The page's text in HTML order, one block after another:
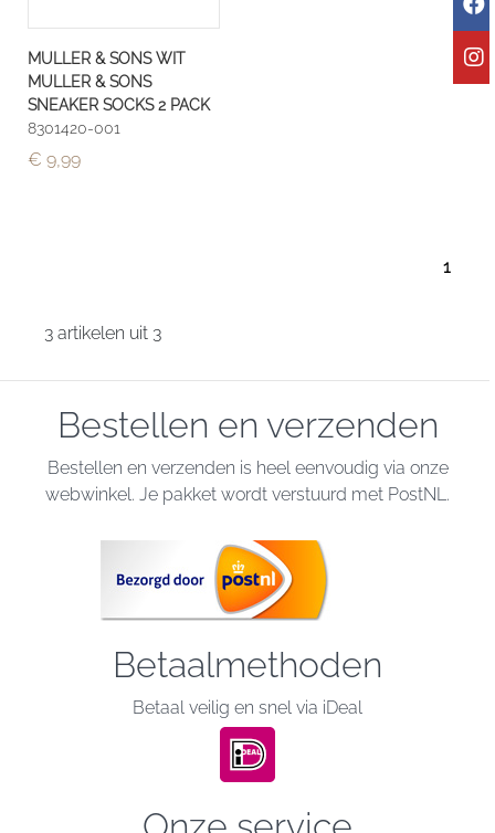
MULLER & SONS WIT
MULLER & SONS
SNEAKER SOCKS 2 PACK
8301420-001
€ 9,99
1
3 artikelen uit 3
Bestellen en verzenden
Bestellen en verzenden is heel eenvoudig via onze
webwinkel. Je pakket wordt verstuurd met PostNL.
Betaalmethoden
Betaal veilig en snel via iDeal